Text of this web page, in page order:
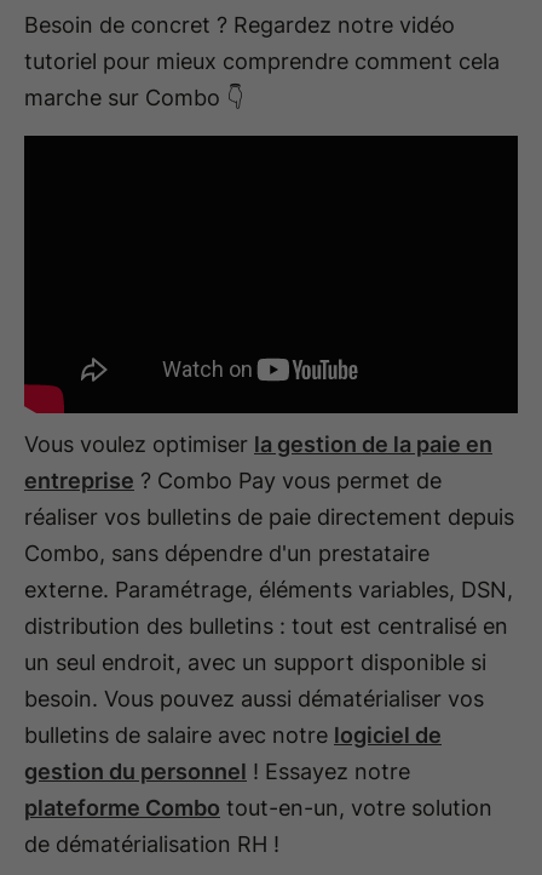
Besoin de concret ? Regardez notre vidéo
tutoriel pour mieux comprendre comment cela
marche sur Combo 👇
Vous voulez optimiser la gestion de la paie en
entreprise ? Combo Pay vous permet de
réaliser vos bulletins de paie directement depuis
Combo, sans dépendre d'un prestataire
externe. Paramétrage, éléments variables, DSN,
distribution des bulletins : tout est centralisé en
un seul endroit, avec un support disponible si
besoin. Vous pouvez aussi dématérialiser vos
bulletins de salaire avec notre logiciel de
gestion du personnel ! Essayez notre
plateforme Combo tout-en-un, votre solution
de dématérialisation RH !